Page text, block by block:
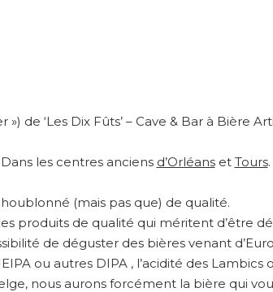
de ‘Les Dix Fûts’ – Cave & Bar à Bière
les centres anciens d’Orléanset Tours.
(mais pas que) de qualité.
produits de qualité qui méritent d’être
de déguster des bières venant
ou autres DIPA , l’acidité des Lambics
nous aurons forcément la bière qui